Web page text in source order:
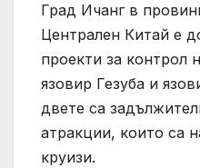
Град Ичанг в
Централен Китай е
проекти за контрол
язовир Гезуба и
двете са
атракции, които са
круизи.